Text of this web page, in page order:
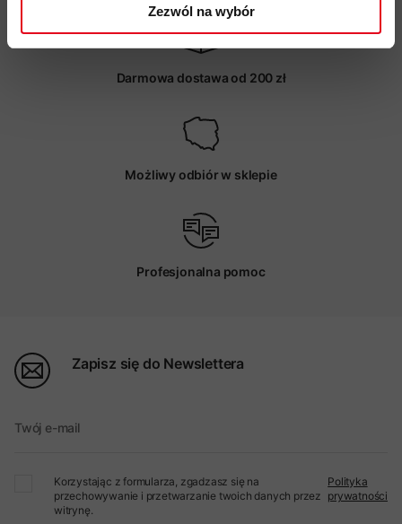
Zezwól na wybór
Darmowa dostawa od 200 zł
Możliwy odbiór w sklepie
Profesjonalna pomoc
Zapisz się do Newslettera
Twój e-mail
Korzystając z formularza, zgadzasz się na
przechowywanie i przetwarzanie twoich danych przez
witrynę.
Polityka
prywatności